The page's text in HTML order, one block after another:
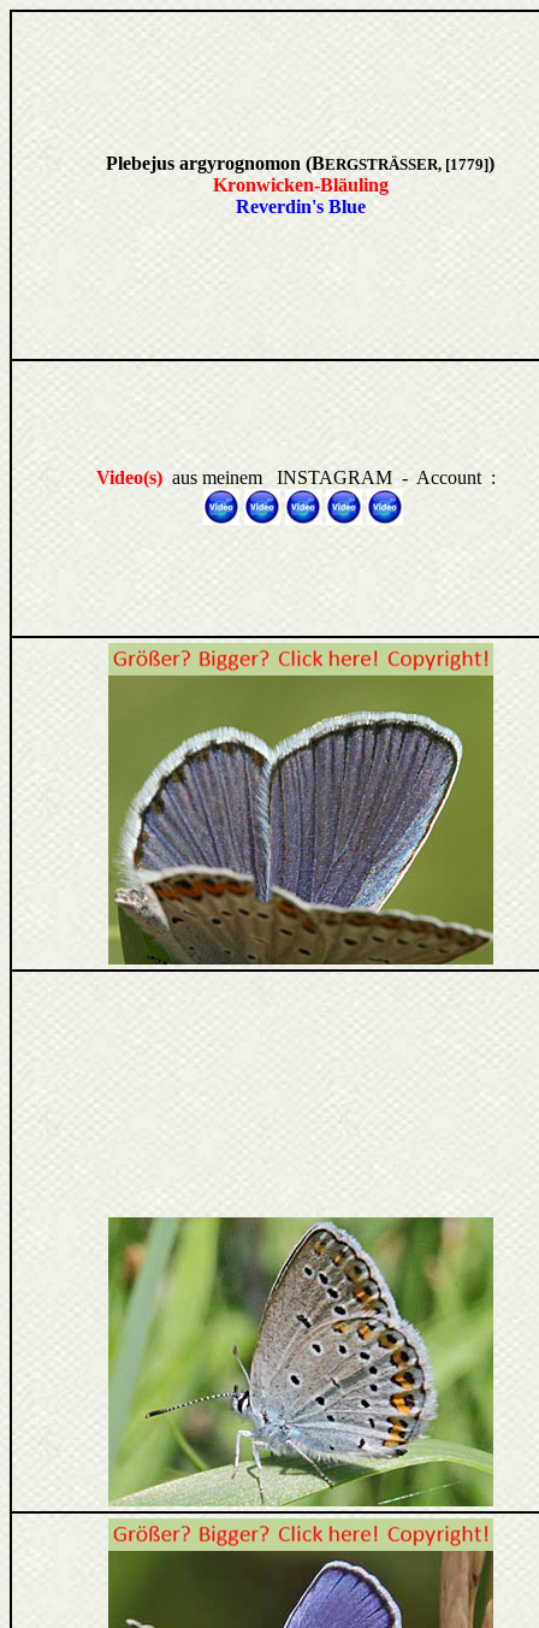
Plebejus argyrognomon (BERGSTRÄSSER, [1779])
Kronwicken-Bläuling
Reverdin's Blue
Video(s)aus meinem INSTAGRAM - Account :